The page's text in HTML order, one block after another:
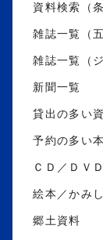
資料検索（
雑誌一覧（
雑誌一覧（
新聞一覧
貸出の多い
予約の多い本
ＣＤ／ＤＶ
絵本／かみ
郷土資料